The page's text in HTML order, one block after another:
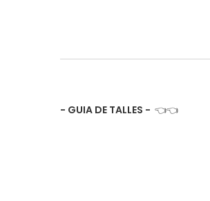
- GUIA DE TALLES - 👈👈